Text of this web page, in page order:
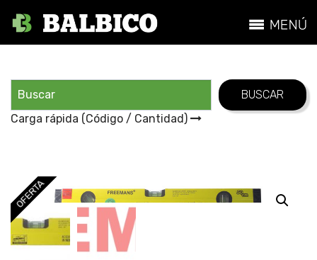
Carga rápida (Código / Cantidad)
OFERTA